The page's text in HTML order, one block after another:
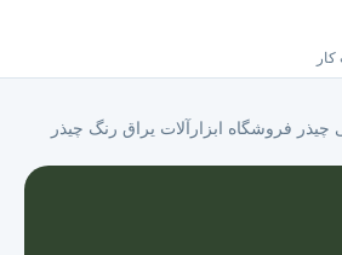
چیذر فروشگاه ابزارآلات یراق رنگ چیذر